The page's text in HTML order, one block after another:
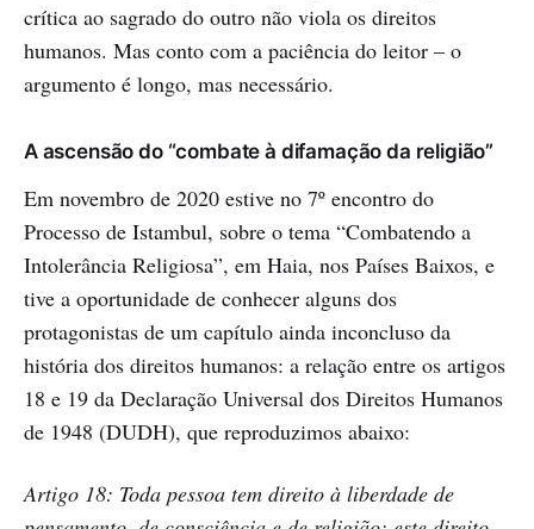
crítica ao sagrado do outro não viola os direitos
humanos. Mas conto com a paciência do leitor – o
argumento é longo, mas necessário.
A ascensão do “combate à difamação da religião”
Em novembro de 2020 estive no 7º encontro do
Processo de Istambul, sobre o tema “Combatendo a
Intolerância Religiosa”, em Haia, nos Países Baixos, e
tive a oportunidade de conhecer alguns dos
protagonistas de um capítulo ainda inconcluso da
história dos direitos humanos: a relação entre os artigos
18 e 19 da Declaração Universal dos Direitos Humanos
de 1948 (DUDH), que reproduzimos abaixo:
Artigo 18: Toda pessoa tem direito à liberdade de